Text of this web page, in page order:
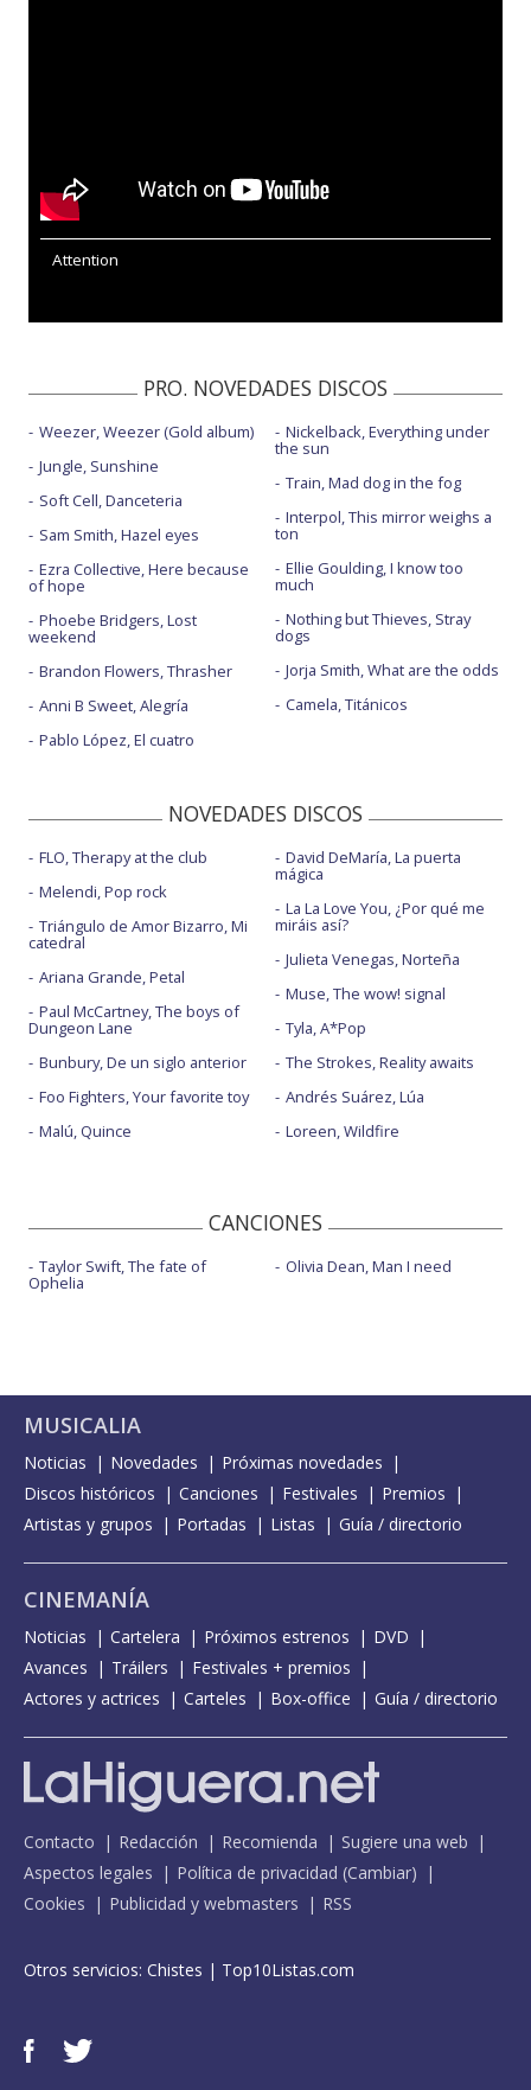
Attention
PRO. NOVEDADES DISCOS
Weezer, Weezer (Gold album)
Jungle, Sunshine
Soft Cell, Danceteria
Sam Smith, Hazel eyes
Ezra Collective, Here because
of hope
Phoebe Bridgers, Lost
weekend
Brandon Flowers, Thrasher
Anni B Sweet, Alegría
Pablo López, El cuatro
Nickelback, Everything under
the sun
Train, Mad dog in the fog
Interpol, This mirror weighs a
ton
Ellie Goulding, I know too
much
Nothing but Thieves, Stray
dogs
Jorja Smith, What are the odds
Camela, Titánicos
NOVEDADES DISCOS
FLO, Therapy at the club
Melendi, Pop rock
Triángulo de Amor Bizarro, Mi
catedral
Ariana Grande, Petal
Paul McCartney, The boys of
Dungeon Lane
Bunbury, De un siglo anterior
Foo Fighters, Your favorite toy
Malú, Quince
David DeMaría, La puerta
mágica
La La Love You, ¿Por qué me
miráis así?
Julieta Venegas, Norteña
Muse, The wow! signal
Tyla, A*Pop
The Strokes, Reality awaits
Andrés Suárez, Lúa
Loreen, Wildfire
CANCIONES
Taylor Swift, The fate of
Ophelia
Olivia Dean, Man I need
MUSICALIA
Noticias Novedades
Próximas novedades
Discos históricos
Canciones Festivales
Premios
Artistas y grupos
Portadas Listas Guía / directorio
CINEMANÍA
Noticias Cartelera Próximos estrenos
DVD
Avances
Tráilers
Festivales + premios
Actores y actrices
Carteles Box-office Guía / directorio
Contacto Redacción Recomienda
Sugiere una web
Aspectos legales
Política de privacidad (Cambiar)
Cookies
Publicidad y webmasters RSS
Otros servicios: Chistes | Top10Listas.com